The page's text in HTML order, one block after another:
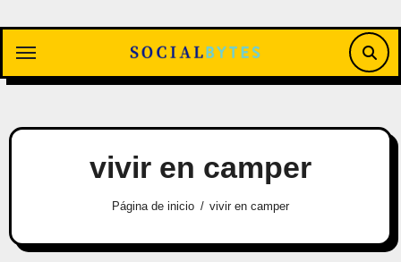
contenido
vivir en camper
Página de inicio vivir en camper